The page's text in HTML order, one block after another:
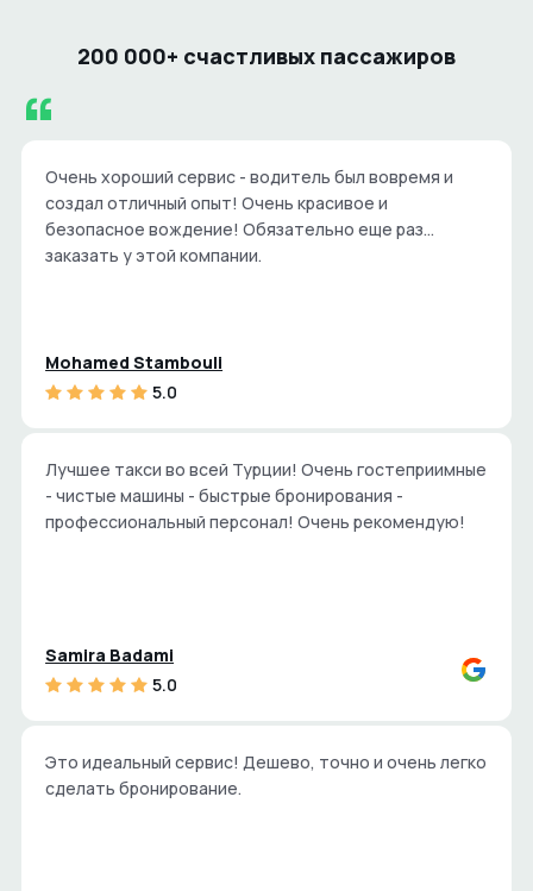
200 000+ счастливых пассажиров
Очень хороший сервис - водитель был вовремя и
создал отличный опыт! Очень красивое и
безопасное вождение! Обязательно еще раз
заказать у этой компании.
Mohamed Stambouli
5.0
Лучшее такси во всей Турции! Очень гостеприимные
- чистые машины - быстрые бронирования -
профессиональный персонал! Очень рекомендую!
Samira Badami
5.0
Это идеальный сервис! Дешево, точно и очень легко
сделать бронирование.